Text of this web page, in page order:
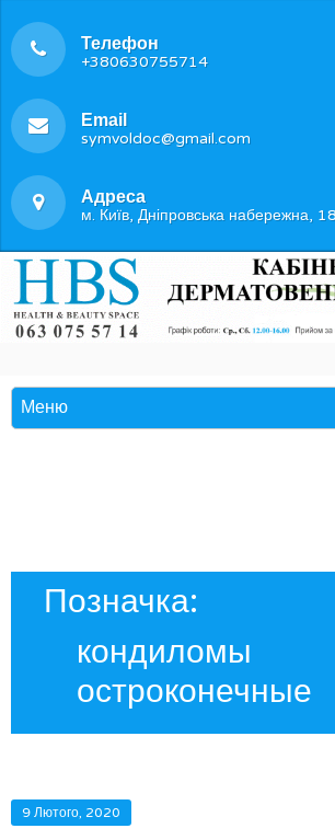
Телефон
+380630755714
Email
symvoldoc@gmail.com
Адреса
м. Київ, Дніпровська набережна,
Позначка:
кондиломы
остроконечные
9 Лютого, 2020